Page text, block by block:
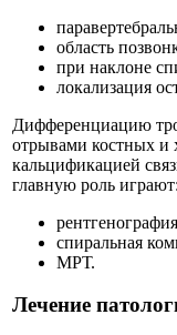
область
при наклоне
локализация
Дифференциацию
отрывами костных и
кальцификацией
главную роль играют:
спиральная
МРТ.
Лечение